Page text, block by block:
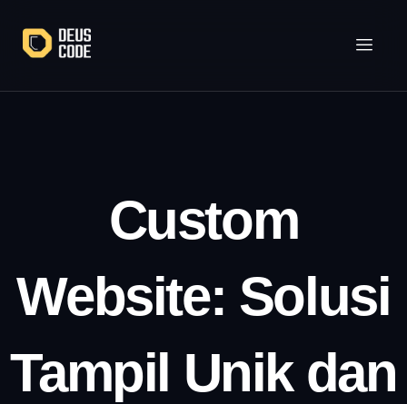
konten
Custom
Website: Solusi
Tampil Unik dan